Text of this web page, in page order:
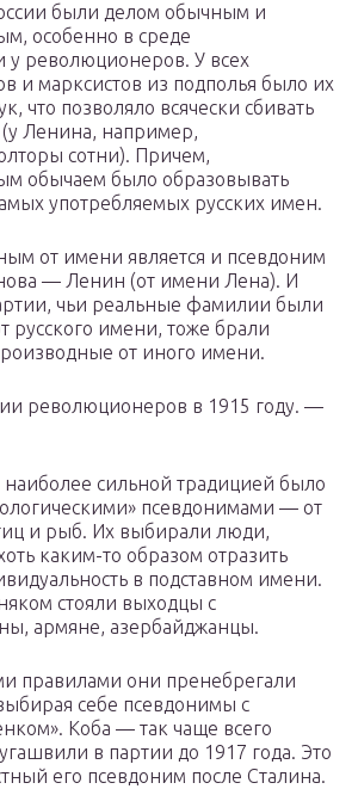
были делом обычным и
особенно в среде
у революционеров. У всех
и марксистов из подполья было их
что позволяло всячески сбивать
Ленина, например,
сотни). Причем,
обычаем было образовывать
употребляемых русских имен.
от имени является и псевдоним
— Ленин (от имени Лена). И
чьи реальные фамилии были
русского имени, тоже брали
от иного имени.
революционеров в 1915 году. —
сильной традицией было
псевдонимами — от
и рыб. Их выбирали люди,
каким-то образом отразить
в подставном имени.
стояли выходцы с
армяне, азербайджанцы.
правилами они пренебрегали
себе псевдонимы с
Коба — так чаще всего
в партии до 1917 года. Это
его псевдоним после Сталина.